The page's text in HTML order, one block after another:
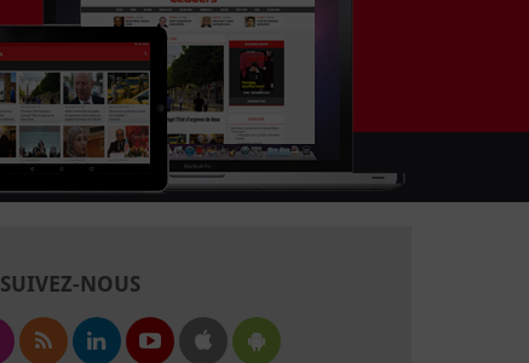
SUIVEZ-NOUS